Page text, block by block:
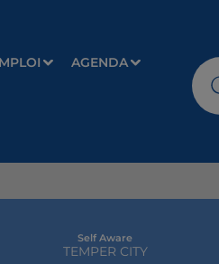
AGENDA
Self Aware
TEMPER CITY